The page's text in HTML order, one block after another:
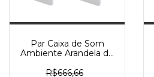
Par Caixa de Som
Ambiente Arandela de
50W Branca
R$666,66